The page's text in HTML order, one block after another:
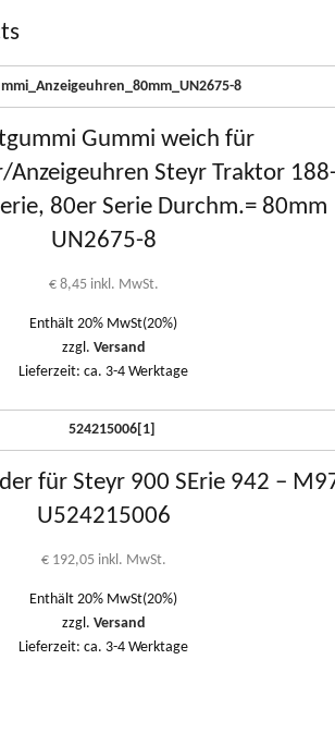
Gummi weich für
Steyr Traktor
80er Serie Durchm.= 80mm
UN2675-8
€8,45 inkl. MwSt.
Enthält 20% MwSt(20%)
zzgl. Versand
Lieferzeit: ca. 3-4 Werktage
für Steyr 900 SErie 942 –
U524215006
€192,05 inkl. MwSt.
Enthält 20% MwSt(20%)
zzgl. Versand
Lieferzeit: ca. 3-4 Werktage